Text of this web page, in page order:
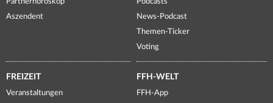
Aszendent
News-Podcast
Themen-Ticker
Voting
FREIZEIT
Veranstaltungen
FFH-WELT
FFH-App